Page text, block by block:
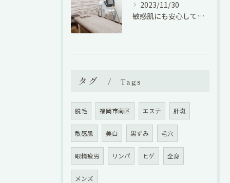
2023/11/30
敏感肌にも安心して全身脱毛できます。
タグ Tags
脱毛 福岡市南区 エステ 肝斑
敏感肌 美白 黒ずみ 毛穴
眼精疲労 リンパ ヒゲ 全身
メンズ